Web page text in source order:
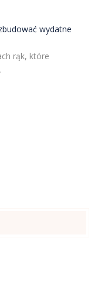
wydatne
rąk, które